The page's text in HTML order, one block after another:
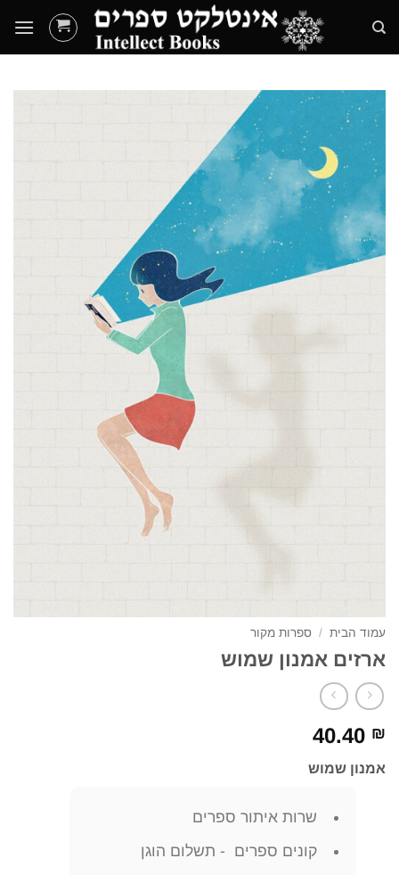
content
עמוד הבית / ספרות מקור
ארזים אמנון שמוש
40.40 ₪
אמנון שמוש
שרות איתור ספרים
קונים ספרים - תשלום הוגן